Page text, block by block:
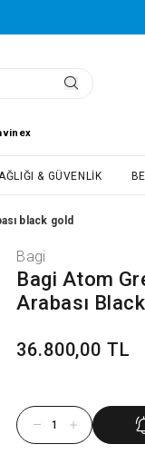
& GÜVENLIK
black gold
Bagi
Bagi Atom
Arabası
36.800,00 TL